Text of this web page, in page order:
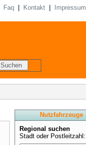
Faq| Kontakt| Impressum
Nutzfahrzeuge
Regional suchen
Stadt oder Postleitzahl: